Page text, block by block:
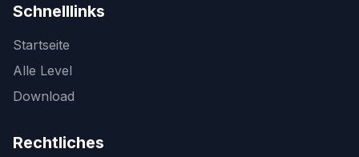
Schnelllinks
Startseite
Alle Level
Download
Rechtliches